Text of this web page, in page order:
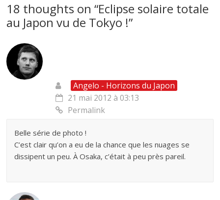
18 thoughts on “Eclipse solaire totale
au Japon vu de Tokyo !”
Angelo - Horizons du Japon
21 mai 2012 à 03:13
Permalink
Belle série de photo !
C’est clair qu’on a eu de la chance que les nuages se
dissipent un peu. À Osaka, c’était à peu près pareil.